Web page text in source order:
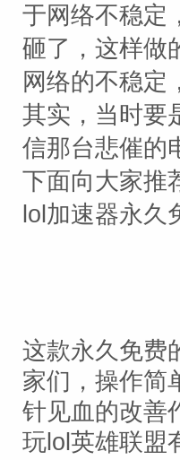
于网络不稳定
砸了，这样做
网络的不稳定
其实，当时要
信那台悲催的
下面向大家推
lol加速器永久
这款永久免费
家们，操作简
针见血的改善
玩lol英雄联盟